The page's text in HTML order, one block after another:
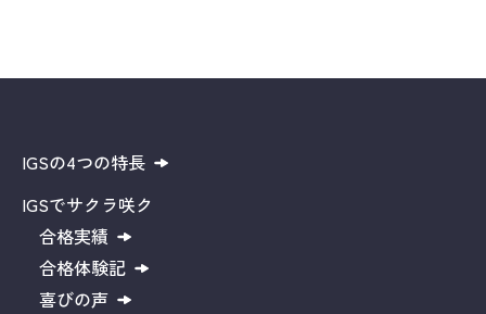
IGSの4つの特長
IGSでサクラ咲ク
合格実績
合格体験記
喜びの声